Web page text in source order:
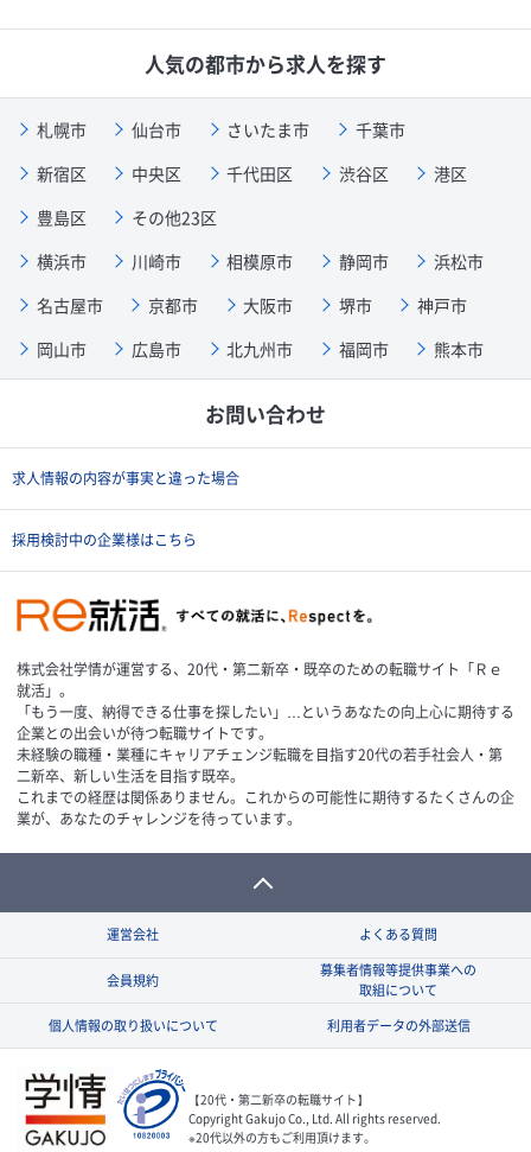
人気の都市から求人を探す
札幌市 仙台市 さいたま市
千葉市
新宿区
中央区 千代田区 渋谷区
港区
豊島区
その他23区
横浜市
川崎市 相模原市 静岡市
浜松市
名古屋市
京都市 大阪市 堺市
神戸市
岡山市
広島市 北九州市 福岡市 熊本市
お問い合わせ
求人情報の内容が事実と違った場合
採用検討中の企業様はこちら
株式会社学情が運営する、20代・第二新卒・既卒のための転職サイト「Ｒｅ
就活」。
「もう一度、納得できる仕事を探したい」…というあなたの向上心に期待する
企業との出会いが待つ転職サイトです。
未経験の職種・業種にキャリアチェンジ転職を目指す20代の若手社会人・第
二新卒、新しい生活を目指す既卒。
これまでの経歴は関係ありません。これからの可能性に期待するたくさんの企
業が、あなたのチャレンジを待っています。
運営会社 よくある質問
会員規約
募集者情報等提供事業への
取組について
個人情報の取り扱いについて
利用者データの外部送信
【20代・第二新卒の転職サイト】
Copyright Gakujo Co., Ltd. All rights reserved.
※20代以外の方もご利用頂けます。